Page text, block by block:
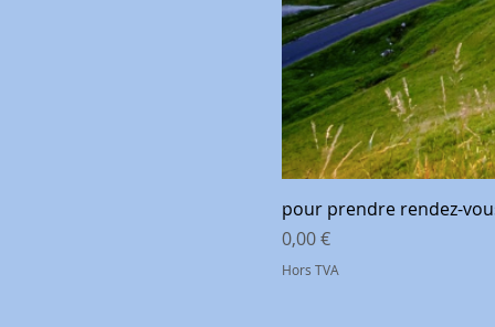
pour prendre rendez-
Prix
0,00 €
Hors TVA